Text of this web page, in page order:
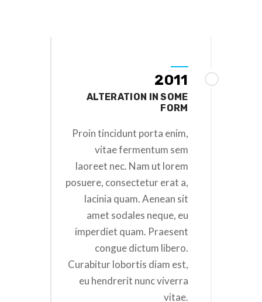
2011
ALTERATION IN SOME
FORM
Proin tincidunt porta enim,
vitae fermentum sem
laoreet nec. Nam ut lorem
posuere, consectetur erat a,
lacinia quam. Aenean sit
amet sodales neque, eu
imperdiet quam. Praesent
congue dictum libero.
Curabitur lobortis diam est,
eu hendrerit nunc viverra
vitae.